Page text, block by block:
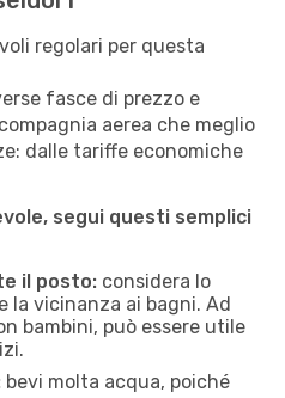
regolari per questa
fasce di prezzo e
aerea che meglio
dalle tariffe economiche
segui questi semplici
il posto: considera lo
la vicinanza ai bagni. Ad
bambini, può essere utile
bevi molta acqua, poiché